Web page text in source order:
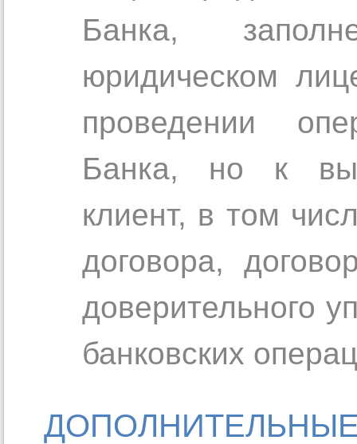
Банка,
юридическом
проведении
Банка, но к
клиент, в том
договора,
доверительного
банковских